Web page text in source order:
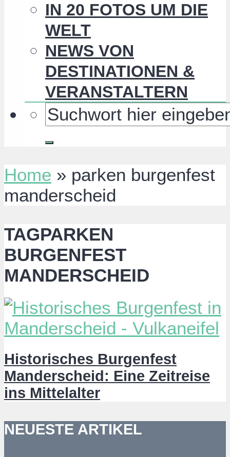
IN 20 FOTOS UM DIE
WELT
NEWS VON
DESTINATIONEN &
VERANSTALTERN
Home » parken burgenfest
manderscheid
TAGPARKEN
BURGENFEST
MANDERSCHEID
Historisches Burgenfest
Manderscheid: Eine Zeitreise
ins Mittelalter
NEUESTE ARTIKEL